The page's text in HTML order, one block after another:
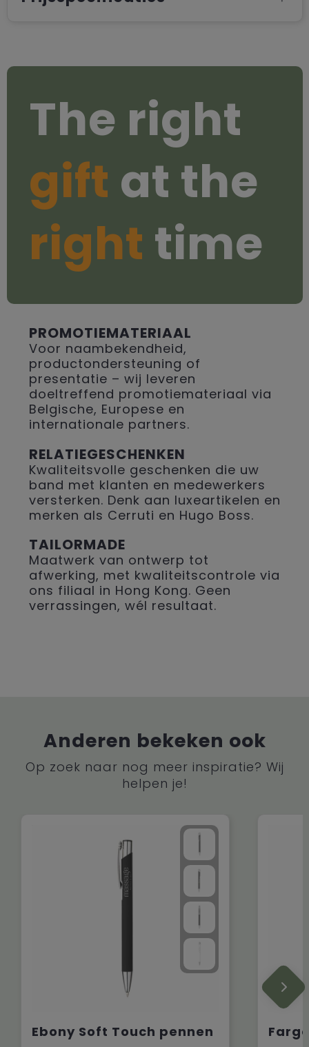
The right
gift at the
right time
PROMOTIEMATERIAAL
Voor naambekendheid,
productondersteuning of
presentatie – wij leveren
doeltreffend promotiemateriaal via
Belgische, Europese en
internationale partners.
RELATIEGESCHENKEN
Kwaliteitsvolle geschenken die uw
band met klanten en medewerkers
versterken. Denk aan luxeartikelen en
merken als Cerruti en Hugo Boss.
TAILORMADE
Maatwerk van ontwerp tot
afwerking, met kwaliteitscontrole via
ons filiaal in Hong Kong. Geen
verrassingen, wél resultaat.
Anderen bekeken ook
Op zoek naar nog meer inspiratie? Wij
helpen je!
Ebony Soft Touch pennen